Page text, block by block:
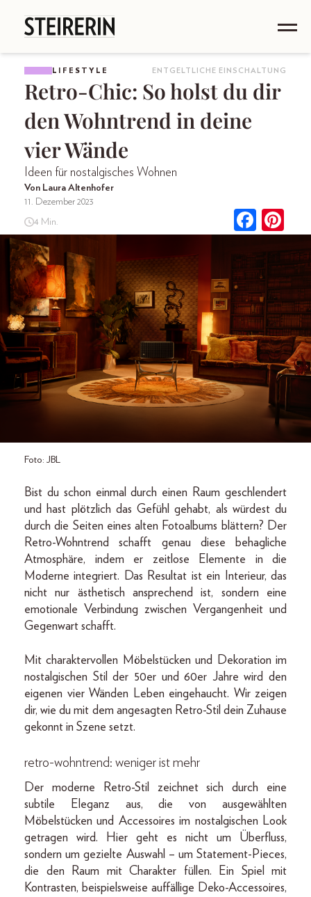
LIFESTYLE ENTGELTLICHE EINSCHALTUNG
Retro-Chic: So holst du dir
den Wohntrend in deine
vier Wände
Ideen für nostalgisches Wohnen
Von Laura Altenhofer
11. Dezember 2023
4 Min.
Foto: JBL
Bist du schon einmal durch einen Raum geschlendert
und hast plötzlich das Gefühl gehabt, als würdest du
durch die Seiten eines alten Fotoalbums blättern? Der
Retro-Wohntrend schafft genau diese behagliche
Atmosphäre, indem er zeitlose Elemente in die
Moderne integriert. Das Resultat ist ein Interieur, das
nicht nur ästhetisch ansprechend ist, sondern eine
emotionale Verbindung zwischen Vergangenheit und
Gegenwart schafft.
Mit charaktervollen Möbelstücken und Dekoration im
nostalgischen Stil der 50er und 60er Jahre wird den
eigenen vier Wänden Leben eingehaucht. Wir zeigen
dir, wie du mit dem angesagten Retro-Stil dein Zuhause
gekonnt in Szene setzt.
retro-wohntrend: weniger ist mehr
Der moderne Retro-Stil zeichnet sich durch eine
subtile Eleganz aus, die von ausgewählten
Möbelstücken und Accessoires im nostalgischen Look
getragen wird. Hier geht es nicht um Überfluss,
sondern um gezielte Auswahl – um Statement-Pieces,
die den Raum mit Charakter füllen. Ein Spiel mit
Kontrasten, beispielsweise auffällige Deko-Accessoires,